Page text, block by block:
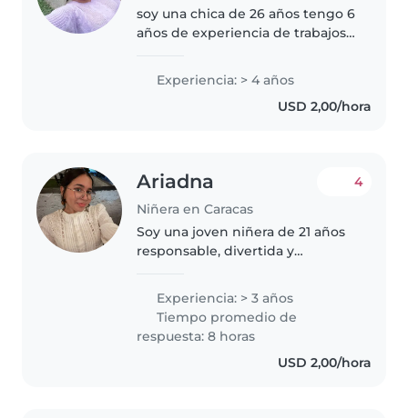
soy una chica de 26 años tengo 6
años de experiencia de trabajos
grandes estoy en Caracas tengo
disponibilidad de tiempo..
Experiencia: > 4 años
USD 2,00/hora
Ariadna
Niñera en Caracas
4
Soy una joven niñera de 21 años
responsable, divertida y
de experiencia cuidando niños
de todas las edades, desde
bebés hasta adolescentes. Estoy
estudiando..
Experiencia: > 3 años
Tiempo promedio de
respuesta: 8 horas
USD 2,00/hora